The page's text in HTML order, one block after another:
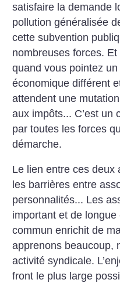
satisfaire la demande
pollution généralisée
cette subvention
nombreuses forces.
quand vous pointez
économique différent
attendent une
aux impôts... C’est un
par toutes les forces
démarche.
Le lien entre ces deux
les barrières entre
personnalités... Les
important et de
commun enrichit de
apprenons beaucoup,
activité syndicale.
front le plus large